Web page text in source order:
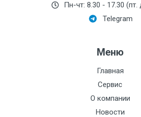
Возможность калибровки
Заводская сборка с
Малые габариты и масса
Пн-чт: 8.30 - 17.30 (пт.
Telegram
Меню
Главная
Сервис
О компании
Новости